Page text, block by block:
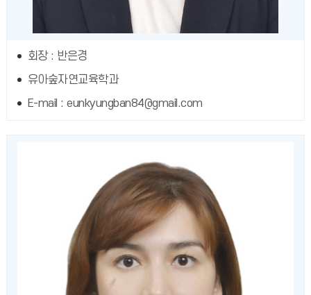
회장 : 반은경
유아숲자연교육학과
E-mail : eunkyungban84@gmail.com